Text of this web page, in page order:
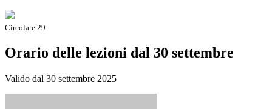
Circolare 29
Orario delle lezioni dal 30 settembre
Valido dal 30 settembre 2025